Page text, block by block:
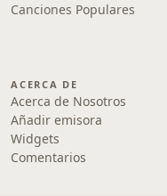
Canciones Populares
ACERCA DE
Acerca de Nosotros
Añadir emisora
Widgets
Comentarios